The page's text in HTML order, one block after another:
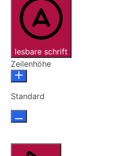
lesbare schrift
Zeilenhöhe
Standard